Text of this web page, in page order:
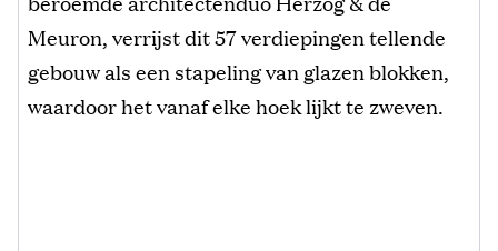
Meuron, verrijst dit 57 verdiepingen tellende
gebouw als een stapeling van glazen blokken,
waardoor het vanaf elke hoek lijkt te zweven.